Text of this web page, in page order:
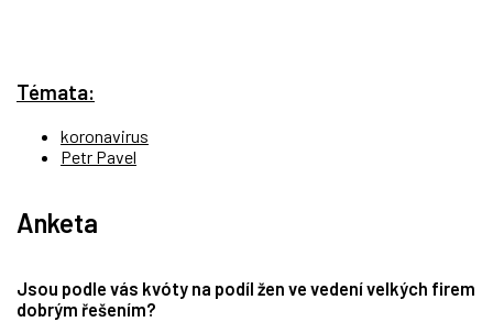
Témata:
koronavirus
Petr Pavel
Anketa
Jsou podle vás kvóty na podíl žen ve vedení velkých firem
dobrým řešením?